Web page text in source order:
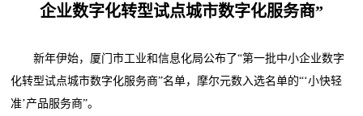
企业数字化转型试点城市数字化服务商”
新年伊始，厦门市工业和信息化局公布了“第一批中小企业数字
化转型试点城市数字化服务商”名单，摩尔元数入选名单的“‘小快轻
准’产品服务商”。